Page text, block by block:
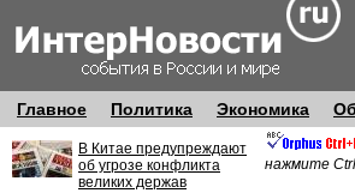
Главное Политика Экономика
В Китае предупреждают
об угрозе конфликта
великих держав
нажмите